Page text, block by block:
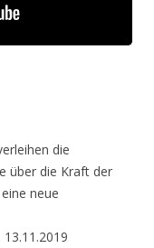
die
über die Kraft der
neue